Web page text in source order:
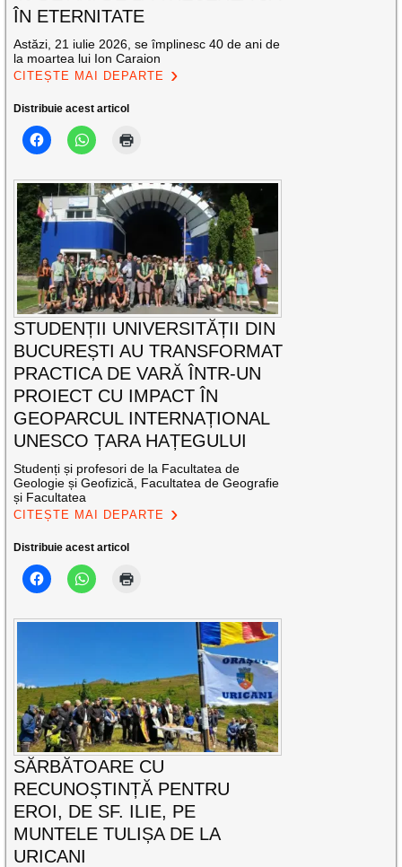
ÎN ETERNITATE
Astăzi, 21 iulie 2026, se împlinesc 40 de ani de
la moartea lui Ion Caraion
CITEȘTE MAI DEPARTE
Distribuie acest articol
STUDENȚII UNIVERSITĂȚII DIN
BUCUREȘTI AU TRANSFORMAT
PRACTICA DE VARĂ ÎNTR-UN
PROIECT CU IMPACT ÎN
GEOPARCUL INTERNAȚIONAL
UNESCO ȚARA HAȚEGULUI
Studenți și profesori de la Facultatea de
Geologie și Geofizică, Facultatea de Geografie
și Facultatea
CITEȘTE MAI DEPARTE
Distribuie acest articol
SĂRBĂTOARE CU
RECUNOȘTINȚĂ PENTRU
EROI, DE SF. ILIE, PE
MUNTELE TULIȘA DE LA
URICANI